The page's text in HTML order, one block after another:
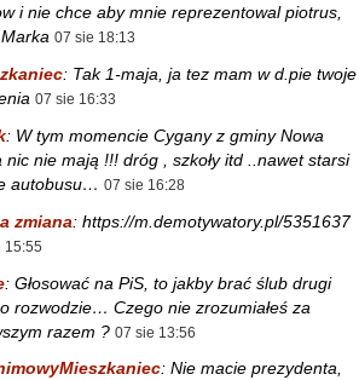
i nie chce aby mnie reprezentowal piotrus,
07 sie 18:13
: Tak 1-maja, ja tez mam w d.pie twoje
07 sie 16:33
: W tym momencie Cygany z gminy Nowa
nic nie mają !!! dróg , szkoły itd ..nawet starsi
autobusu… 07 sie 16:28
zmiana: https://m.demotywatory.pl/5351637
15:55
: Głosować na PiS, to jakby brać ślub drugi
rozwodzie… Czego nie zrozumiałeś za
razem ? 07 sie 13:56
: Nie macie prezydenta,